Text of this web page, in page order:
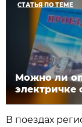
СТАТЬЯ ПО ТЕМЕ
Можно ли
электричке
В поездах